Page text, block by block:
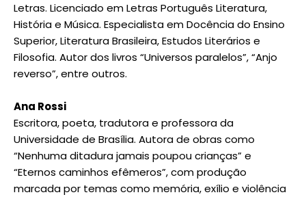
Letras. Licenciado em Letras Português Literatura,
História e Música. Especialista em Docência do Ensino
Superior, Literatura Brasileira, Estudos Literários e
Filosofia. Autor dos livros “Universos paralelos”, “Anjo
reverso”, entre outros.
Ana Rossi
Escritora, poeta, tradutora e professora da
Universidade de Brasília. Autora de obras como
“Nenhuma ditadura jamais poupou crianças” e
“Eternos caminhos efêmeros”, com produção
marcada por temas como memória, exílio e violência